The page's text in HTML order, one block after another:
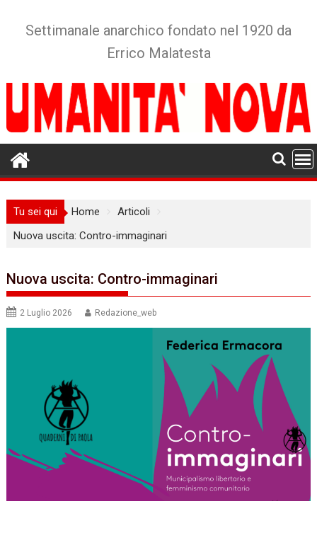
Settimanale anarchico fondato nel 1920 da
Errico Malatesta
Tu sei qui Home
Articoli
Nuova uscita: Contro-immaginari
Nuova uscita: Contro-immaginari
2 Luglio 2026 Redazione_web